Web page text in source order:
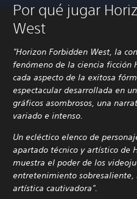
Por qué jugar
West
"Horizon Forbidden West, la
fenómeno de la ciencia ficción
cada aspecto de la exitosa
espectacular desarrollada en
gráficos asombrosos, una
variado e intenso.
Un ecléctico elenco de
apartado técnico y artístico de
muestra el poder de los
entretenimiento
artística cautivadora".